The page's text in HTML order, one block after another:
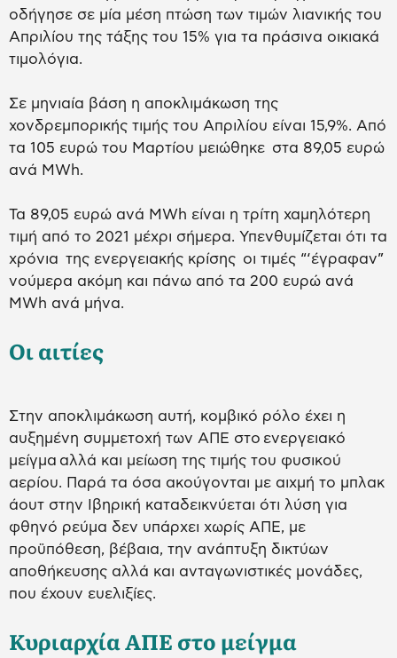
οδήγησε σε μία μέση πτώση των τιμών λιανικής του
Απριλίου της τάξης του 15% για τα πράσινα οικιακά
τιμολόγια.
Σε μηνιαία βάση η αποκλιμάκωση της
χονδρεμπορικής τιμής του Απριλίου είναι 15,9%. Από
τα 105 ευρώ του Μαρτίου μειώθηκε στα 89,05 ευρώ
ανά MWh.
Τα 89,05 ευρώ ανά MWh είναι η τρίτη χαμηλότερη
τιμή από το 2021 μέχρι σήμερα. Υπενθυμίζεται ότι τα
χρόνια της ενεργειακής κρίσης οι τιμές “‘έγραφαν”
νούμερα ακόμη και πάνω από τα 200 ευρώ ανά
MWh ανά μήνα.
Οι αιτίες
Στην αποκλιμάκωση αυτή, κομβικό ρόλο έχει η
αυξημένη συμμετοχή των ΑΠΕ στο ενεργειακό
μείγμα αλλά και μείωση της τιμής του φυσικού
αερίου. Παρά τα όσα ακούγονται με αιχμή το μπλακ
άουτ στην Ιβηρική καταδεικνύεται ότι λύση για
φθηνό ρεύμα δεν υπάρχει χωρίς ΑΠΕ, με
προϋπόθεση, βέβαια, την ανάπτυξη δικτύων
αποθήκευσης αλλά και ανταγωνιστικές μονάδες,
που έχουν ευελιξίες.
Κυριαρχία ΑΠΕ στο μείγμα